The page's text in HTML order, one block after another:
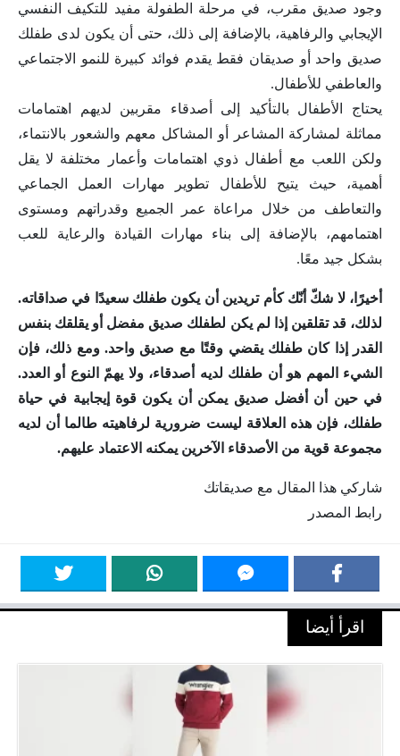
وجود صديق مقرب، في مرحلة الطفولة مفيد للتكيف النفسي
الإيجابي والرفاهية، بالإضافة إلى ذلك، حتى أن يكون لدى طفلك
صديق واحد أو صديقان فقط يقدم فوائد كبيرة للنمو الاجتماعي
والعاطفي للأطفال.
يحتاج الأطفال بالتأكيد إلى أصدقاء مقربين لديهم اهتمامات
مماثلة لمشاركة المشاعر أو المشاكل معهم والشعور بالانتماء،
ولكن اللعب مع أطفال ذوي اهتمامات وأعمار مختلفة لا يقل
أهمية، حيث يتيح للأطفال تطوير مهارات العمل الجماعي
والتعاطف من خلال مراعاة عمر الجميع وقدراتهم ومستوى
اهتمامهم، بالإضافة إلى بناء مهارات القيادة والرعاية للعب
بشكل جيد معًا.
أخيرًا، لا شكّ أنّك كأم تريدين أن يكون طفلك سعيدًا في صداقاته.
لذلك، قد تقلقين إذا لم يكن لطفلك صديق مفضل أو يقلقك بنفس
القدر إذا كان طفلك يقضي وقتًا مع صديق واحد. ومع ذلك، فإن
الشيء المهم هو أن طفلك لديه أصدقاء، ولا يهمّ النوع أو العدد.
في حين أن أفضل صديق يمكن أن يكون قوة إيجابية في حياة
طفلك، فإن هذه العلاقة ليست ضرورية لرفاهيته طالما أن لديه
مجموعة قوية من الأصدقاء الآخرين يمكنه الاعتماد عليهم.
شاركي هذا المقال مع صديقاتك
رابط المصدر
اقرأ أيضا